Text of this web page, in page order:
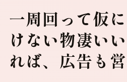
一周回って仮
けない物凄い
れば、広告も